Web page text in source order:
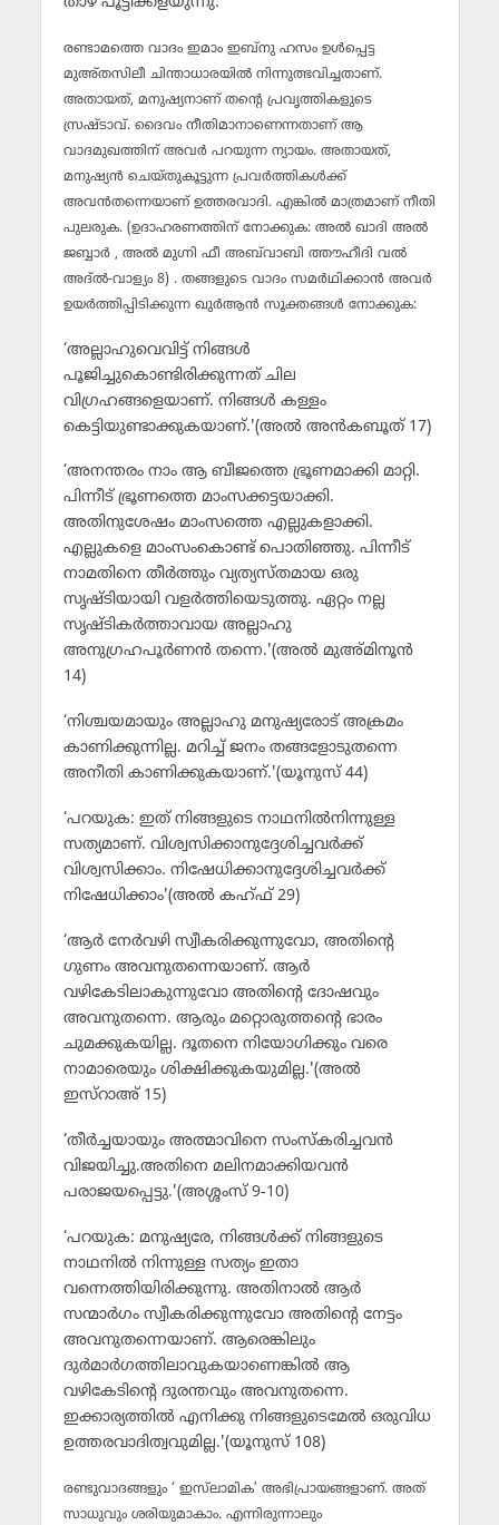
രണ്ടാമത്തെ വാദം ഇമാം ഇബ്‌നു ഹസം ഉള്‍പ്പെട്ട
മുഅ്തസിലീ ചിന്താധാരയില്‍ നിന്നുത്ഭവിച്ചതാണ്.
അതായത്, മനുഷ്യനാണ് തന്റെ പ്രവൃത്തികളുടെ
സ്രഷ്ടാവ്. ദൈവം നീതിമാനാണെന്നതാണ് ആ
വാദമുഖത്തിന് അവര്‍ പറയുന്ന ന്യായം. അതായത്,
മനുഷ്യന്‍ ചെയ്തുകൂട്ടുന്ന പ്രവര്‍ത്തികള്‍ക്ക്
അവന്‍തന്നെയാണ് ഉത്തരവാദി. എങ്കില്‍ മാത്രമാണ് നീതി
പുലരുക. (ഉദാഹരണത്തിന് നോക്കുക: അല്‍ ഖാദി അല്‍
ജബ്ബാര്‍ , അല്‍ മുഗ്നി ഫീ അബ്‌വാബി ത്തൗഹീദി വല്‍
അദ്ല്‍-വാള്യം 8) . തങ്ങളുടെ വാദം സമര്‍ഥിക്കാന്‍ അവര്‍
ഉയര്‍ത്തിപ്പിടിക്കുന്ന ഖുര്‍ആന്‍ സൂക്തങ്ങള്‍ നോക്കുക:
‘അല്ലാഹുവെവിട്ട് നിങ്ങള്‍
പൂജിച്ചുകൊണ്ടിരിക്കുന്നത് ചില
വിഗ്രഹങ്ങളെയാണ്. നിങ്ങള്‍ കള്ളം
കെട്ടിയുണ്ടാക്കുകയാണ്.'(അല്‍ അന്‍കബൂത് 17)
‘അനന്തരം നാം ആ ബീജത്തെ ഭ്രൂണമാക്കി മാറ്റി.
പിന്നീട് ഭ്രൂണത്തെ മാംസക്കട്ടയാക്കി.
അതിനുശേഷം മാംസത്തെ എല്ലുകളാക്കി.
എല്ലുകളെ മാംസംകൊണ്ട് പൊതിഞ്ഞു. പിന്നീട്
നാമതിനെ തീര്‍ത്തും വ്യത്യസ്തമായ ഒരു
സൃഷ്ടിയായി വളര്‍ത്തിയെടുത്തു. ഏറ്റം നല്ല
സൃഷ്ടികര്‍ത്താവായ അല്ലാഹു
അനുഗ്രഹപൂര്‍ണന്‍ തന്നെ.'(അല്‍ മുഅ്മിനൂന്‍
14)
‘നിശ്ചയമായും അല്ലാഹു മനുഷ്യരോട് അക്രമം
കാണിക്കുന്നില്ല. മറിച്ച് ജനം തങ്ങളോടുതന്നെ
അനീതി കാണിക്കുകയാണ്.'(യൂനുസ് 44)
‘പറയുക: ഇത് നിങ്ങളുടെ നാഥനില്‍നിന്നുള്ള
സത്യമാണ്. വിശ്വസിക്കാനുദ്ദേശിച്ചവര്‍ക്ക്
വിശ്വസിക്കാം. നിഷേധിക്കാനുദ്ദേശിച്ചവര്‍ക്ക്
നിഷേധിക്കാം'(അല്‍ കഹ്ഫ് 29)
‘ആര്‍ നേര്‍വഴി സ്വീകരിക്കുന്നുവോ, അതിന്റെ
ഗുണം അവനുതന്നെയാണ്. ആര്‍
വഴികേടിലാകുന്നുവോ അതിന്റെ ദോഷവും
അവനുതന്നെ. ആരും മറ്റൊരുത്തന്റെ ഭാരം
ചുമക്കുകയില്ല. ദൂതനെ നിയോഗിക്കും വരെ
നാമാരെയും ശിക്ഷിക്കുകയുമില്ല.'(അല്‍
ഇസ്‌റാഅ് 15)
‘തീര്‍ച്ചയായും അത്മാവിനെ സംസ്‌കരിച്ചവന്‍
വിജയിച്ചു.അതിനെ മലിനമാക്കിയവന്‍
പരാജയപ്പെട്ടു.'(അശ്ശംസ് 9-10)
‘പറയുക: മനുഷ്യരേ, നിങ്ങള്‍ക്ക് നിങ്ങളുടെ
നാഥനില്‍ നിന്നുള്ള സത്യം ഇതാ
വന്നെത്തിയിരിക്കുന്നു. അതിനാല്‍ ആര്‍
സന്മാര്‍ഗം സ്വീകരിക്കുന്നുവോ അതിന്റെ നേട്ടം
അവനുതന്നെയാണ്. ആരെങ്കിലും
ദുര്‍മാര്‍ഗത്തിലാവുകയാണെങ്കില്‍ ആ
വഴികേടിന്റെ ദുരന്തവും അവനുതന്നെ.
ഇക്കാര്യത്തില്‍ എനിക്കു നിങ്ങളുടെമേല്‍ ഒരുവിധ
ഉത്തരവാദിത്വവുമില്ല.'(യൂനുസ് 108)
രണ്ടുവാദങ്ങളും ‘ ഇസ്‌ലാമിക’ അഭിപ്രായങ്ങളാണ്. അത്
സാധുവും ശരിയുമാകാം. എന്നിരുന്നാലും